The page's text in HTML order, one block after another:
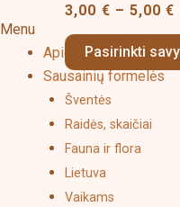
Menu
Apie mus
Sausainių formelės
Šventės
Raidės, skaičiai
Fauna ir flora
Lietuva
Vaikams
3,00 € – 5,00€
Pasirinkti